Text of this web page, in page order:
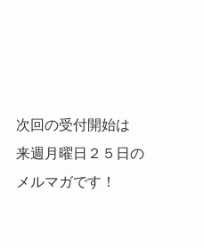
次回の受付開始は
来週月曜日２５日の
メルマガです！